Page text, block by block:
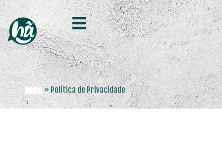
Home» Política de Privacidade